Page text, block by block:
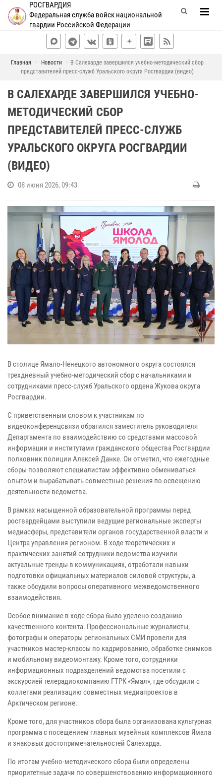
РОСГВАРДИЯ
Федеральная служба войск национальной
гвардии Российской Федерации
Главная Новости
В Салехарде завершился учебно-методический сбор
представителей пресс-служб Уральского округа Росгвардии (видео)
В САЛЕХАРДЕ ЗАВЕРШИЛСЯ УЧЕБНО-
МЕТОДИЧЕСКИЙ СБОР
ПРЕДСТАВИТЕЛЕЙ ПРЕСС-СЛУЖБ
УРАЛЬСКОГО ОКРУГА РОСГВАРДИИ
(ВИДЕО)
08 июня 2026, 09:43
В столице Ямало-Ненецкого автономного округа состоялся
трехдневный учебно-методический сбор с начальниками и
сотрудниками пресс-служб Уральского ордена Жукова округа
Росгвардии.
С приветственным словом к участникам по
видеоконференцсвязи обратился заместитель руководителя
Департамента по взаимодействию со средствами массовой
информации и институтами гражданского общества Росгвардии
полковник полиции Алексей Данке. Он отметил, что ежегодные
сборы позволяют специалистам эффективно обмениваться
опытом и вырабатывать совместные решения по освещению
деятельности ведомства.
В рамках насыщенной образовательной программы перед
росгвардейцами выступили ведущие региональные эксперты
медиасферы, представители органов государственной власти и
Центра управления регионом. В ходе теоретических и
практических занятий сотрудники ведомства изучили
актуальные тренды в коммуникациях, отработали навыки
подготовки официальных материалов силовой структуры, а
также обсудили вопросы оперативного межведомственного
взаимодействия.
Особое внимание в ходе сбора было уделено созданию
качественного контента. Профессиональные журналисты,
фотографы и операторы региональных СМИ провели для
участников мастер-классы по кадрированию, обработке снимков
и мобильному видеомонтажу. Кроме того, сотрудники
информационных подразделений ведомства посетили с
экскурсией телерадиокомпанию ГТРК «Ямал», где обсудили с
коллегами реализацию совместных медиапроектов в
Арктическом регионе.
Кроме того, для участников сбора была организована культурная
программа с посещением главных музейных комплексов Ямала
и знаковых достопримечательностей Салехарда.
По итогам учебно-методического сбора были определены
приоритетные задачи по совершенствованию информационного